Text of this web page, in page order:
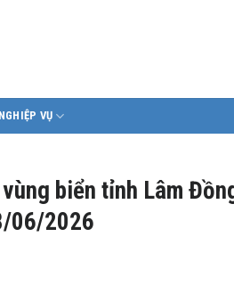
NGHIỆP VỤ
biển tỉnh Lâm
06/2026